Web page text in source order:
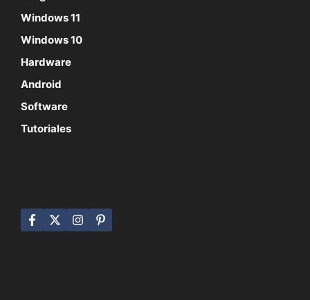
Windows 11
Windows 10
Hardware
Android
Software
Tutoriales